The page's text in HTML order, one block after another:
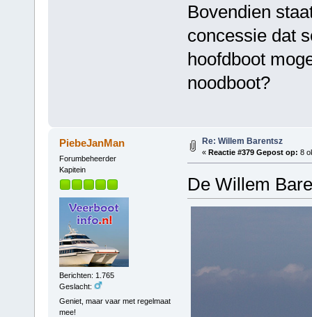
Bovendien
concessie dat
hoofdboot
noodboot?
PiebeJanMan
Forumbeheerder
Kapitein
Berichten: 1.765
Geslacht:
Geniet, maar vaar met regelmaat
mee!
Re: Willem Barentsz
« Reactie #379 Gepost op: 8
De Willem